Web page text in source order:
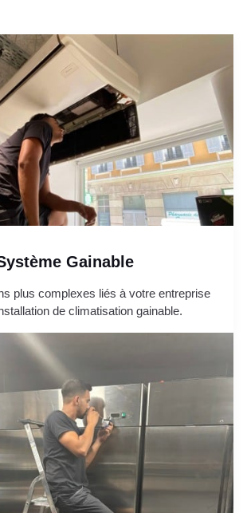
Gainable
plus complexes liés à votre entreprise
de climatisation gainable.